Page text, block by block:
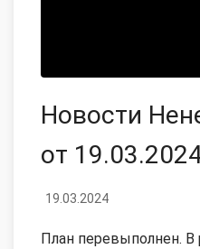
Новости
от
19.03.2024
План перевыполнен. В